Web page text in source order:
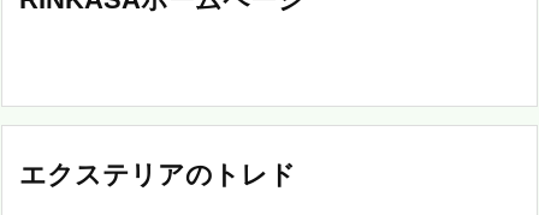
エクステリアのトレド